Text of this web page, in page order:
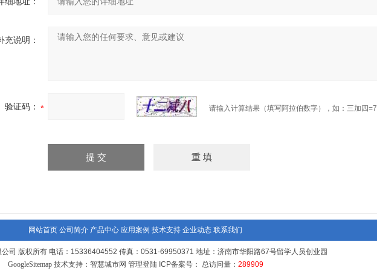
充说明：
验证码： 请输入计算结果（填写阿拉伯数字），如：三加四=7
网站首页 公司简介 产品中心 应用案例 技术支持 企业动态 联系我们
公司 版权所有 电话：15336404552 传真：0531-69950371 地址：济南市华阳路67号留学人员创业园
GoogleSitemap技术支持： 智慧城市网 管理登陆ICP备案号： 总访问量： 289909